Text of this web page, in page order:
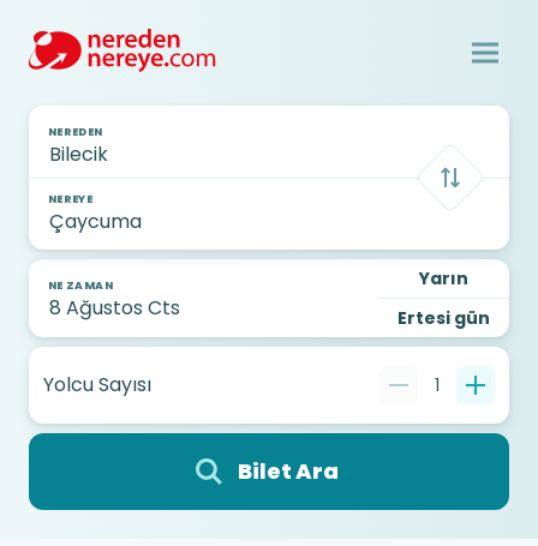
NEREDEN
NEREYE
NE ZAMAN
Yarın
Ertesi gün
Yolcu Sayısı 1
Bilet Ara